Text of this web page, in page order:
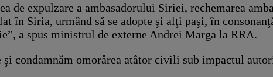
expulzare a ambasadorului Siriei, rechemarea
în Siria, urmând să se adopte şi alţi paşi, în
a spus ministrul de externe Andrei Marga la RRA.
condamnăm omorârea atâtor civili sub impactul